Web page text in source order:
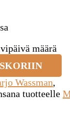
määrä
Wassman,
tuotteelle